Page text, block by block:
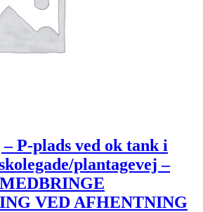
P-plads ved ok tank i
plantagevej –
VED AFHENTNING